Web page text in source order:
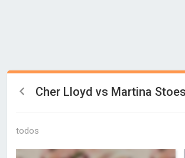
Cher Lloyd vs Martina
todos